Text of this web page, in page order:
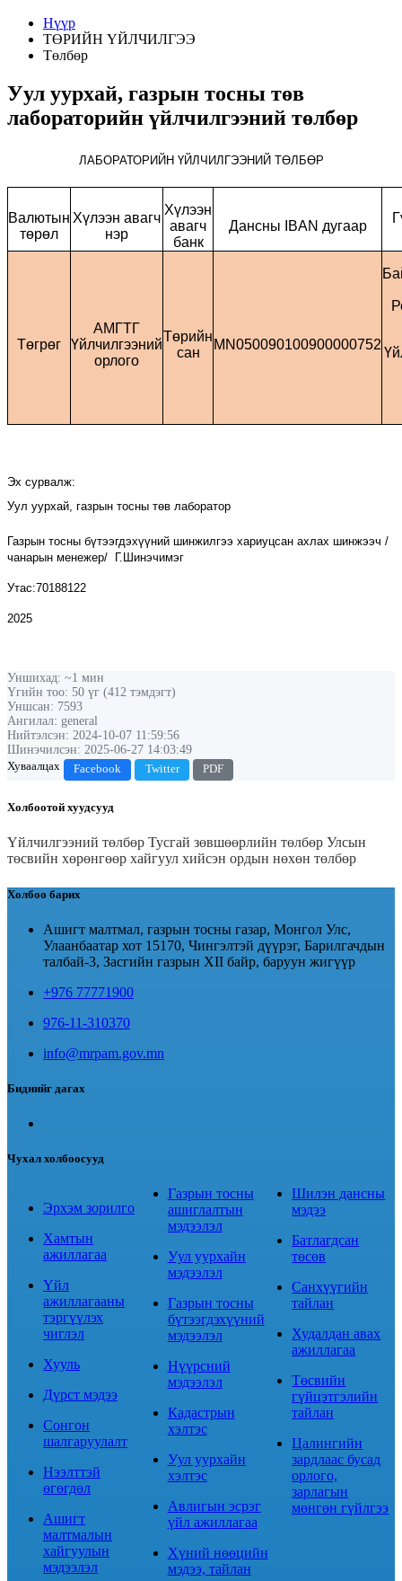
Нүүр
ТӨРИЙН ҮЙЛЧИЛГЭЭ
Төлбөр
Уул уурхай, газрын тосны төв
лабораторийн үйлчилгээний төлбөр
ЛАБОРАТОРИЙН ҮЙЛЧИЛГЭЭНИЙ ТӨЛБӨР
Валютын
төрөл
Хүлээн авагч
нэр
Хүлээн
авагч
банк
Дансны IBAN дугаар
Төгрөг
АМГТГ
Үйлчилгээний
орлого
Төрийн
сан
MN050090100900000752
Эх сурвалж:
Уул уурхай, газрын тосны төв лаборатор
Газрын тосны бүтээгдэхүүний шинжилгээ хариуцсан ахлах шинжээч /
чанарын менежер/
Г.Шинэчимэг
Утас:70188122
2025
Уншихад: ~1 мин
Үгийн тоо: 50 үг (412 тэмдэгт)
Уншсан: 7593
Ангилал: general
Нийтэлсэн: 2024-10-07 11:59:56
Шинэчилсэн: 2025-06-27 14:03:49
Хуваалцах
Facebook Twitter PDF
Холбоотой хуудсууд
Үйлчилгээний төлбөр Тусгай зөвшөөрлийн төлбөр Улсын
төсвийн хөрөнгөөр хайгуул хийсэн ордын нөхөн төлбөр
Холбоо барих
Ашигт малтмал, газрын тосны газар, Монгол Улс,
Улаанбаатар хот 15170, Чингэлтэй дүүрэг, Барилгачдын
талбай-3, Засгийн газрын XII байр, баруун жигүүр
+976 77771900
976-11-310370
info@mrpam.gov.mn
Биднийг дагах
Чухал холбоосууд
Эрхэм зорилго
Хамтын
ажиллагаа
Үйл
ажиллагааны
тэргүүлэх
чиглэл
Хууль
Дүрст мэдээ
Сонгон
шалгаруулалт
Нээлттэй
өгөгдөл
Ашигт
малтмалын
хайгуулын
мэдээлэл
Газрын тосны
ашиглалтын
мэдээлэл
Уул уурхайн
мэдээлэл
Газрын тосны
бүтээгдэхүүний
мэдээлэл
Нүүрсний
мэдээлэл
Кадастрын
хэлтэс
Уул уурхайн
хэлтэс
Авлигын эсрэг
үйл ажиллагаа
Хүний нөөцийн
мэдээ, тайлан
Шилэн дансны
мэдээ
Батлагдсан
төсөв
Санхүүгийн
тайлан
Худалдан авах
ажиллагаа
Төсвийн
гүйцэтгэлийн
тайлан
Цалингийн
зардлаас бусад
орлого,
зарлагын
мөнгөн гүйлгээ